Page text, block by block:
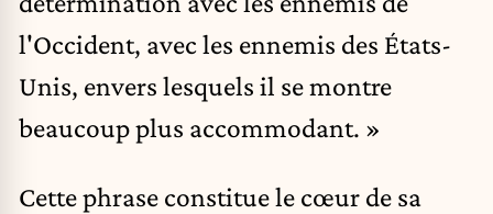
l'Occident, avec les ennemis des États-
Unis, envers lesquels il se montre
beaucoup plus accommodant. »
Cette phrase constitue le cœur de sa